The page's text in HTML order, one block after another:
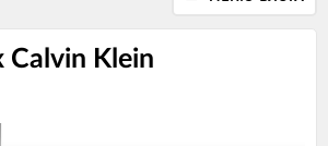
Calvin Klein